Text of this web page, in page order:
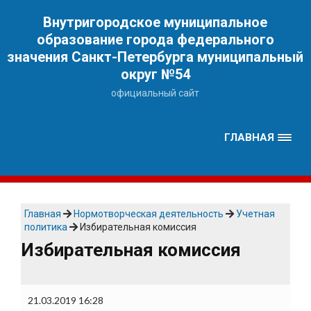
Внутригородское муниципальное
образование города федерального
значения Санкт-Петербурга муниципальный
округ №54
официальный сайт
ГЛАВНАЯ
Главная Нормотворческая деятельность
Учетная
политика
Избирательная комиссия
Избирательная комиссия
21.03.2019 16:28